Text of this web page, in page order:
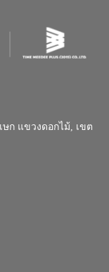
ก แขวงดอกไม้, เขต